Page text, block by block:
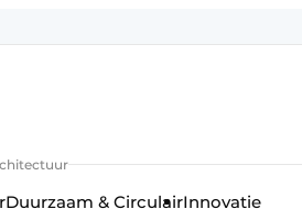
Duurzaam & CirculairInnovatie